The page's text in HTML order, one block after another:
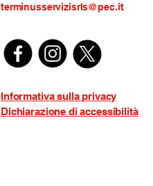
terminusservizisrls@pec.it
Informativa sulla privacy
Dichiarazione di accessibilità